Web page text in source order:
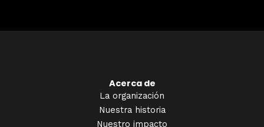
Acerca de
La organización
Nuestra historia
Nuestro impacto